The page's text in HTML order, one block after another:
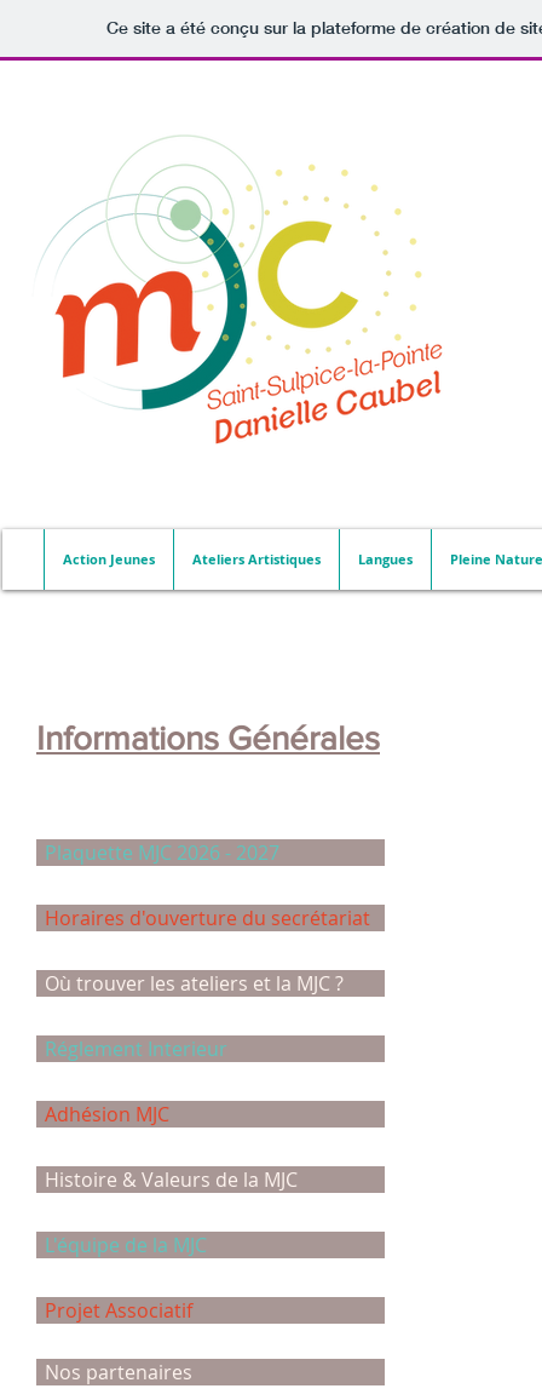
Ce site a été conçu sur la plateforme de création de
Action Jeunes Ateliers Artistiques Langues Pleine Nature
Informations Générales
Plaquette MJC 2026 - 2027
Horaires d'ouverture du secrétariat
Où trouver les ateliers et la MJC ?
Réglement Interieur
Adhésion MJC
Histoire & Valeurs de la MJC
L'équipe de la MJC
Projet Associatif
Nos partenaires